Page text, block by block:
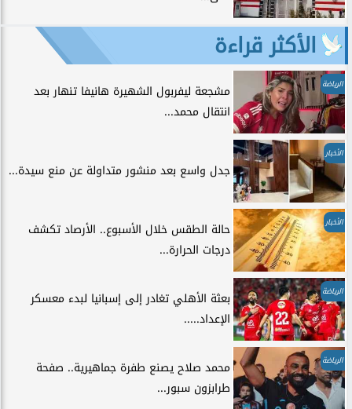
الأكثر قراءة
الرياضة
مشجعة ليفربول الشهيرة هانيفا تنهار بعد
انتقال محمد...
الأخبار
جدل واسع بعد منشور متداولة عن منع سيدة...
الأخبار
حالة الطقس خلال الأسبوع.. الأرصاد تكشف
درجات الحرارة...
الرياضة
بعثة الأهلي تغادر إلى إسبانيا لبدء معسكر
الإعداد.....
الرياضة
محمد صلاح يصنع طفرة جماهيرية.. صفحة
طرابزون سبور...